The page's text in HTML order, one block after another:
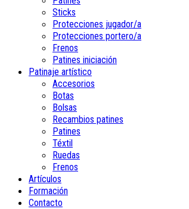
Sticks
Protecciones jugador/a
Protecciones portero/a
Frenos
Patines iniciación
Patinaje artístico
Accesorios
Botas
Bolsas
Recambios patines
Patines
Téxtil
Ruedas
Frenos
Artículos
Formación
Contacto